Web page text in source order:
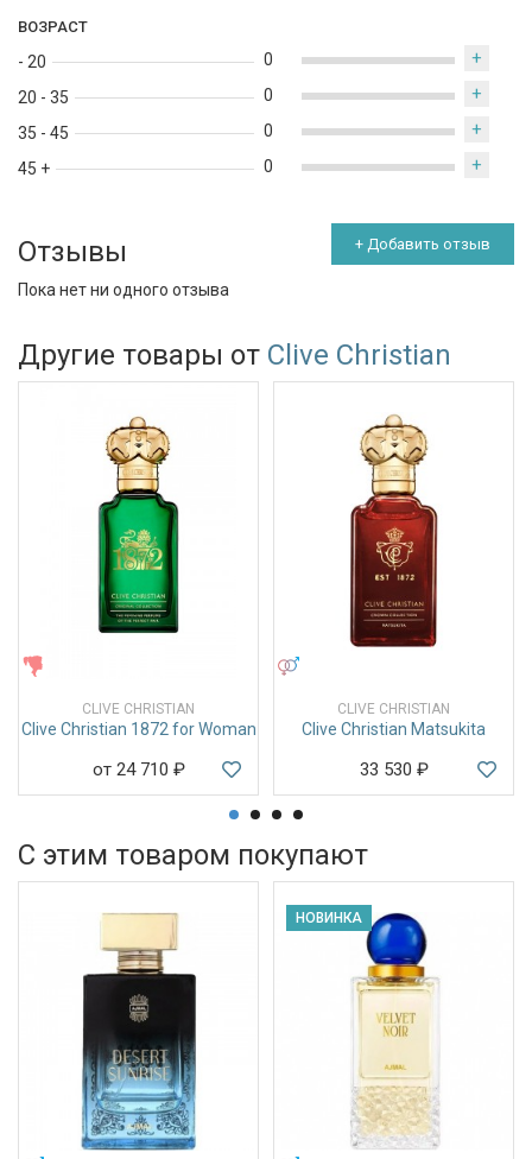
ВОЗРАСТ
- 20
20 - 35
35 - 45
45 +
0 +
0 +
0 +
0 +
Отзывы + Добавить отзыв
Пока нет ни одного отзыва
Другие товары от Clive Christian
CLIVE CHRISTIAN
Clive Christian 1872 for Woman
от 24 710 ₽
CLIVE CHRISTIAN
Clive Christian Matsukita
33 530 ₽
С этим товаром покупают
НОВИНКА